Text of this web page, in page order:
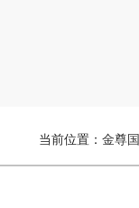
当前位置： 金尊